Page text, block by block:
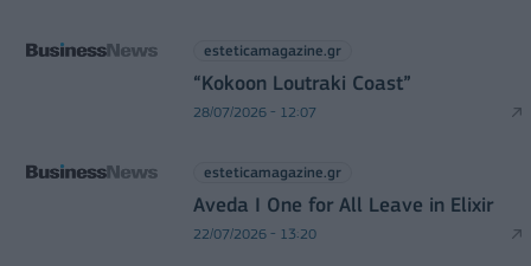
esteticamagazine.gr
“Kokoon Loutraki Coast”
28/07/2026 - 12:07
esteticamagazine.gr
Aveda I One for All Leave in Elixir
22/07/2026 - 13:20